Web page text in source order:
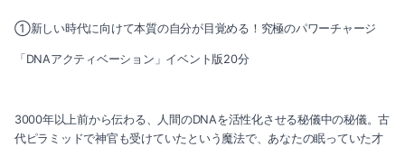
①新しい時代に向けて本質の自分が目覚める！究極のパワーチャージ
「DNAアクティベーション」イベント版20分
3000年以上前から伝わる、人間のDNAを活性化させる秘儀中の秘儀。古
代ピラミッドで神官も受けていたという魔法で、あなたの眠っていた才